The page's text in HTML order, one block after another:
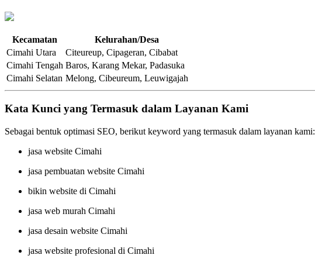
Kecamatan
Kelurahan/Desa
Cimahi Utara
Citeureup, Cipageran, Cibabat
Cimahi Tengah Baros, Karang Mekar, Padasuka
Cimahi Selatan Melong, Cibeureum, Leuwigajah
Kata Kunci yang Termasuk dalam Layanan Kami
Sebagai bentuk optimasi SEO, berikut keyword yang termasuk dalam layanan kami:
jasa website Cimahi
jasa pembuatan website Cimahi
bikin website di Cimahi
jasa web murah Cimahi
jasa desain website Cimahi
jasa website profesional di Cimahi